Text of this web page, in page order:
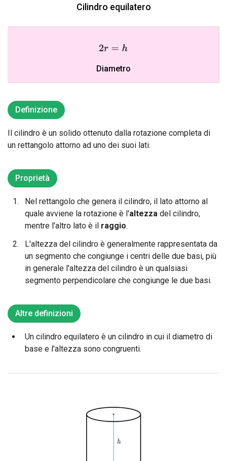
Cilindro equilatero
2 r=h
Diametro
Definizione
Il cilindro è un solido ottenuto dalla rotazione completa di
un rettangolo attorno ad uno dei suoi lati.
Proprietà
Nel rettangolo che genera il cilindro, il lato attorno al
quale avviene la rotazione è l'altezzadel cilindro,
mentre l'altro lato è il raggio.
L'altezza del cilindro è generalmente rappresentata da
un segmento che congiunge i centri delle due basi, più
in generale l'altezza del cilindro è un qualsiasi
segmento perpendicolare che congiunge le due basi.
Altre definizioni
Un cilindro equilatero è un cilindro in cui il diametro di
base e l'altezza sono congruenti.